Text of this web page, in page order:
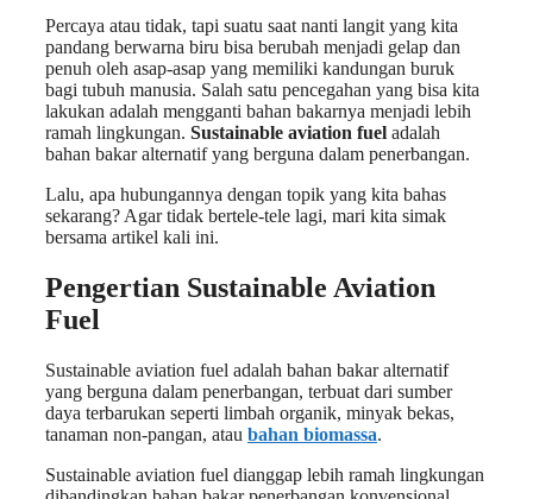
Percaya atau tidak, tapi suatu saat nanti langit yang kita
pandang berwarna biru bisa berubah menjadi gelap dan
penuh oleh asap-asap yang memiliki kandungan buruk
bagi tubuh manusia. Salah satu pencegahan yang bisa kita
lakukan adalah mengganti bahan bakarnya menjadi lebih
ramah lingkungan. Sustainable aviation fuel adalah
bahan bakar alternatif yang berguna dalam penerbangan.
Lalu, apa hubungannya dengan topik yang kita bahas
sekarang? Agar tidak bertele-tele lagi, mari kita simak
bersama artikel kali ini.
Pengertian Sustainable Aviation
Fuel
Sustainable aviation fuel adalah bahan bakar alternatif
yang berguna dalam penerbangan, terbuat dari sumber
daya terbarukan seperti limbah organik, minyak bekas,
tanaman non-pangan, atau bahan biomassa.
Sustainable aviation fuel dianggap lebih ramah lingkungan